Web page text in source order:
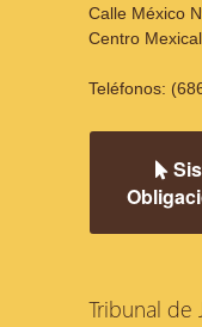
Calle México
Centro
Teléfonos:
Tribunal de